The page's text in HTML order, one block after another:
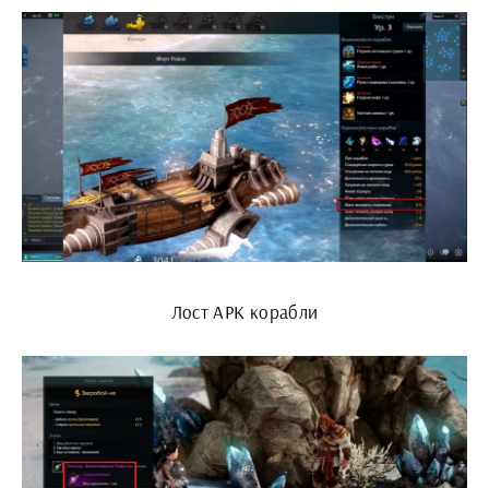
Лост АРК корабли